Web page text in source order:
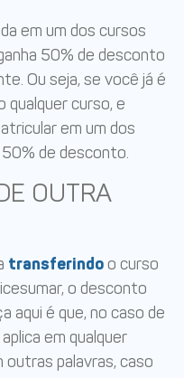
em um dos cursos
50% de desconto
Ou seja, se você já é
qualquer curso, e
em um dos
50% de desconto.
OUTRA
transferindoo curso
o desconto
aqui é que, no caso de
em qualquer
outras palavras, caso